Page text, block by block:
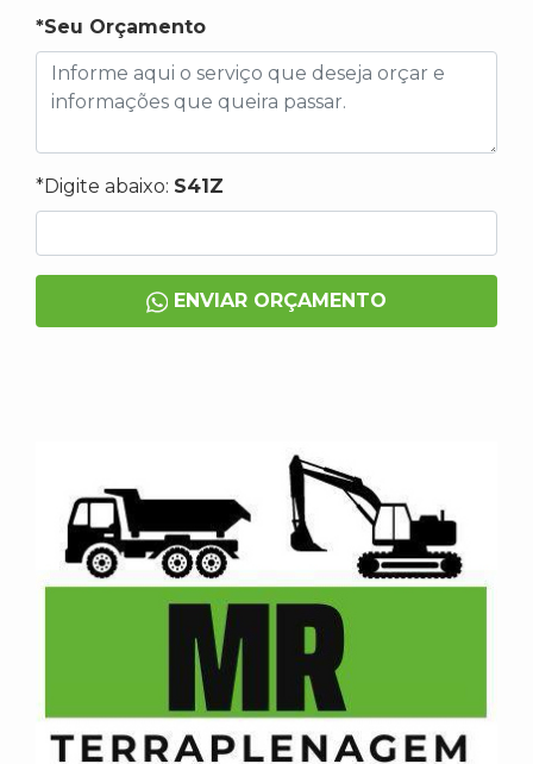
*Seu Orçamento
*Digite abaixo: S41Z
ENVIAR ORÇAMENTO